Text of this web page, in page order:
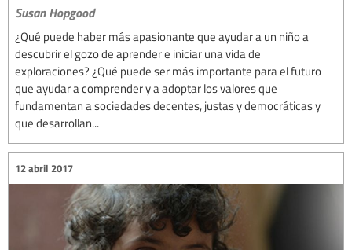
Susan Hopgood
¿Qué puede haber más apasionante que ayudar a un niño a
descubrir el gozo de aprender e iniciar una vida de
exploraciones? ¿Qué puede ser más importante para el futuro
que ayudar a comprender y a adoptar los valores que
fundamentan a sociedades decentes, justas y democráticas y
que desarrollan...
12 abril 2017